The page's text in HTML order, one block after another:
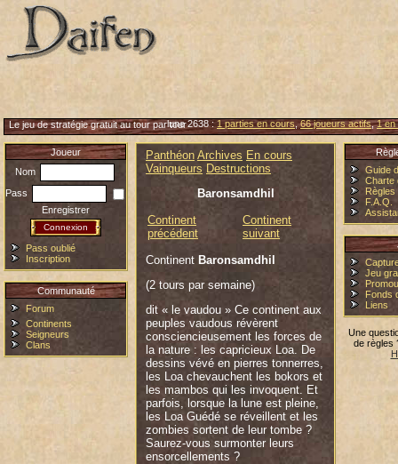
Le jeu de stratégie gratuit au tour par tourlune 2638 : 1 parties en cours,66 joueurs actifs,1 en
Joueur
Nom
Pass
Enregistrer
Pass oublié
Inscription
Communauté
Forum
Continents
Seigneurs
Clans
Panthéon Archives En cours
Vainqueurs Destructions
Baronsamdhil
Continent
précédent
Continent
suivant
Continent Baronsamdhil
(2 tours par semaine)
dit « le vaudou » Ce continent aux
peuples vaudous révèrent
consciencieusement les forces de
la nature : les capricieux Loa. De
dessins vévé en pierres tonnerres,
les Loa chevauchent les bokors et
les mambos qui les invoquent. Et
parfois, lorsque la lune est pleine,
les Loa Guédé se réveillent et les
zombies sortent de leur tombe ?
Saurez-vous surmonter leurs
ensorcellements ?
Guide
Charte
Règles
F.A.Q.
Jeu
Fonds
Liens
Une
de règles